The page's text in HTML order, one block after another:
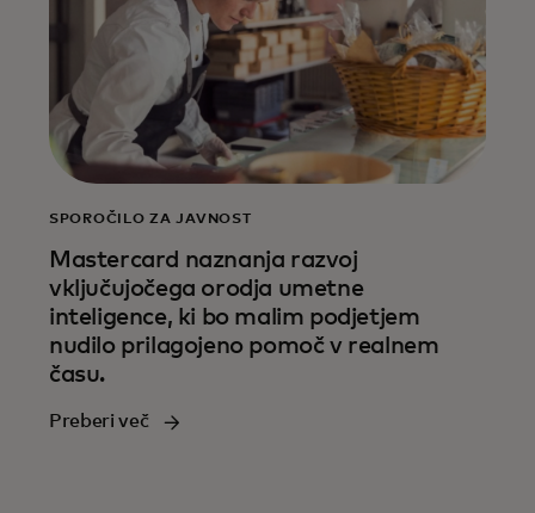
SPOROČILO ZA JAVNOST
Mastercard naznanja razvoj
vključujočega orodja umetne
inteligence, ki bo malim podjetjem
nudilo prilagojeno pomoč v realnem
času.
Preberi več